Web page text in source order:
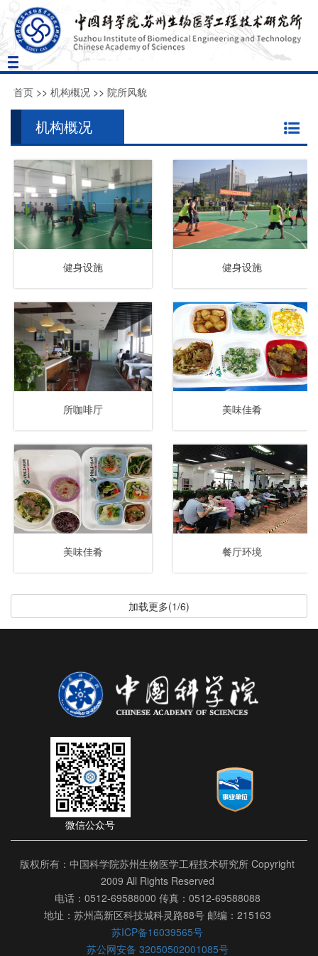
Toggle
navigation
首页 >> 机构概况 >> 院所风貌
机构概况
健身设施 健身设施
所咖啡厅 美味佳肴
美味佳肴 餐厅环境
加载更多(1/6)
微信公众号
版权所有：中国科学院苏州生物医学工程技术研究所 Copyright
2009 All Rights Reserved
电话：0512-69588000 传真：0512-69588088
地址：苏州高新区科技城科灵路88号 邮编：215163
苏ICP备16039565号
苏公网安备 32050502001085号